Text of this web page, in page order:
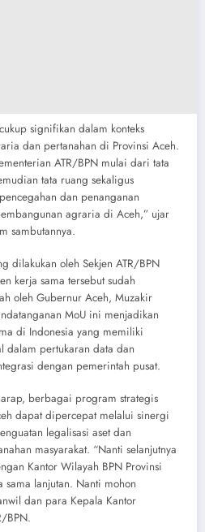
signifikan dalam konteks
dan pertanahan di Provinsi Aceh.
ATR/BPN mulai dari tata
tata ruang sekaligus
dan penanganan
agraria di Aceh,” ujar
sambutannya.
dilakukan oleh Sekjen ATR/BPN
kerja sama tersebut sudah
oleh Gubernur Aceh, Muzakir
MoU ini menjadikan
di Indonesia yang memiliki
dalam pertukaran data dan
dengan pemerintah pusat.
berbagai program strategis
dapat dipercepat melalui sinergi
legalisasi aset dan
masyarakat. “Nanti selanjutnya
Kantor Wilayah BPN Provinsi
sama lanjutan. Nanti mohon
dan para Kepala Kantor
BPN.